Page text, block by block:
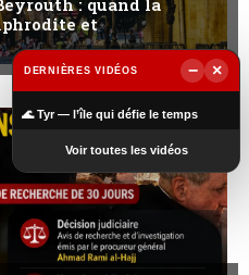
: quand la
et
DERNIÈRES VIDÉOS −
×
🌊 Tyr — l’île qui défie le temps
Voir toutes les vidéos